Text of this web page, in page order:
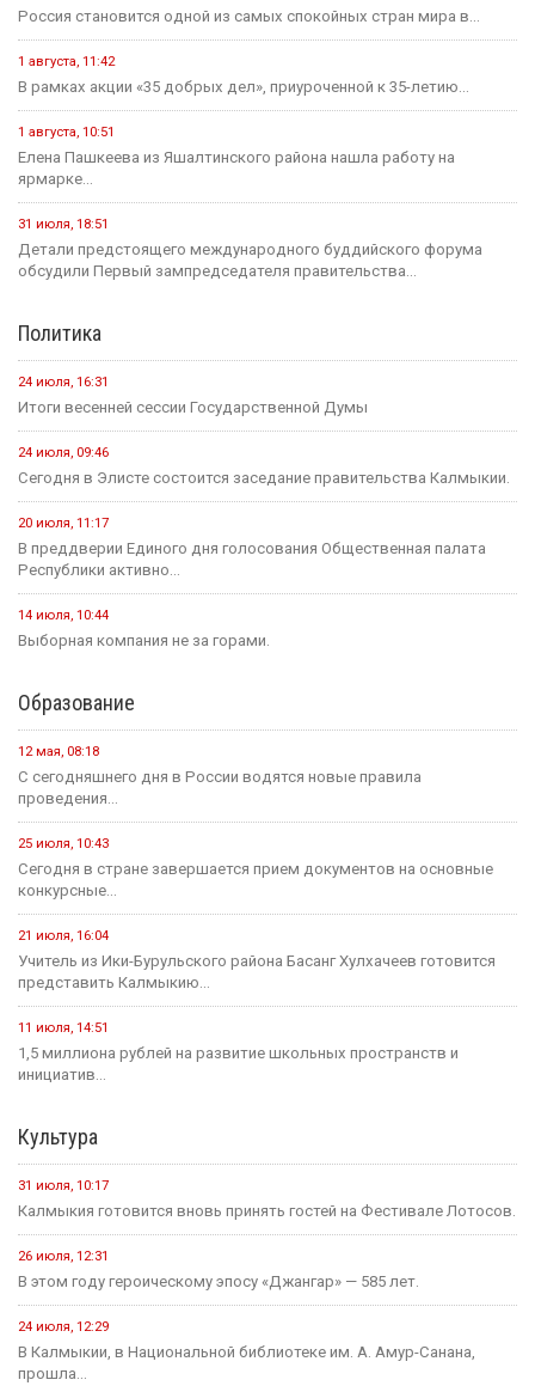
Россия становится одной из самых спокойных стран мира в...
1 августа, 11:42
В рамках акции «35 добрых дел», приуроченной к 35-летию...
1 августа, 10:51
Елена Пашкеева из Яшалтинского района нашла работу на
ярмарке...
31 июля, 18:51
Детали предстоящего международного буддийского форума
обсудили Первый зампредседателя правительства...
Политика
24 июля, 16:31
Итоги весенней сессии Государственной Думы
24 июля, 09:46
Сегодня в Элисте состоится заседание правительства Калмыкии.
20 июля, 11:17
В преддверии Единого дня голосования Общественная палата
Республики активно...
14 июля, 10:44
Выборная компания не за горами.
Образование
12 мая, 08:18
С сегодняшнего дня в России водятся новые правила
проведения...
25 июля, 10:43
Сегодня в стране завершается прием документов на основные
конкурсные...
21 июля, 16:04
Учитель из Ики-Бурульского района Басанг Хулхачеев готовится
представить Калмыкию...
11 июля, 14:51
1,5 миллиона рублей на развитие школьных пространств и
инициатив...
Культура
31 июля, 10:17
Калмыкия готовится вновь принять гостей на Фестивале Лотосов.
26 июля, 12:31
В этом году героическому эпосу «Джангар» — 585 лет.
24 июля, 12:29
В Калмыкии, в Национальной библиотеке им. А. Амур-Санана,
прошла...